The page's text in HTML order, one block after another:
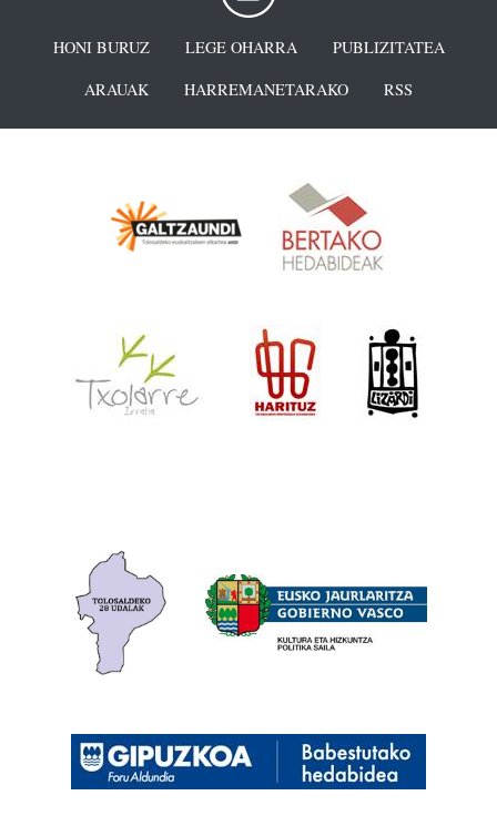
HONI BURUZ LEGE OHARRA
PUBLIZITATEA
ARAUAK
HARREMANETARAKO RSS